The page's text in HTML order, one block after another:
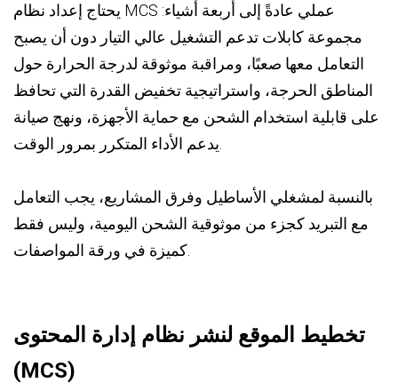
يحتاج إعداد نظام MCS عملي عادةً إلى أربعة أشياء:
مجموعة كابلات تدعم التشغيل عالي التيار دون أن يصبح
التعامل معها صعبًا، ومراقبة موثوقة لدرجة الحرارة حول
المناطق الحرجة، واستراتيجية تخفيض القدرة التي تحافظ
على قابلية استخدام الشحن مع حماية الأجهزة، ونهج صيانة
بالنسبة لمشغلي الأساطيل وفرق المشاريع، يجب التعامل
مع التبريد كجزء من موثوقية الشحن اليومية، وليس فقط
تخطيط الموقع لنشر نظام إدارة المحتوى
(MCS)